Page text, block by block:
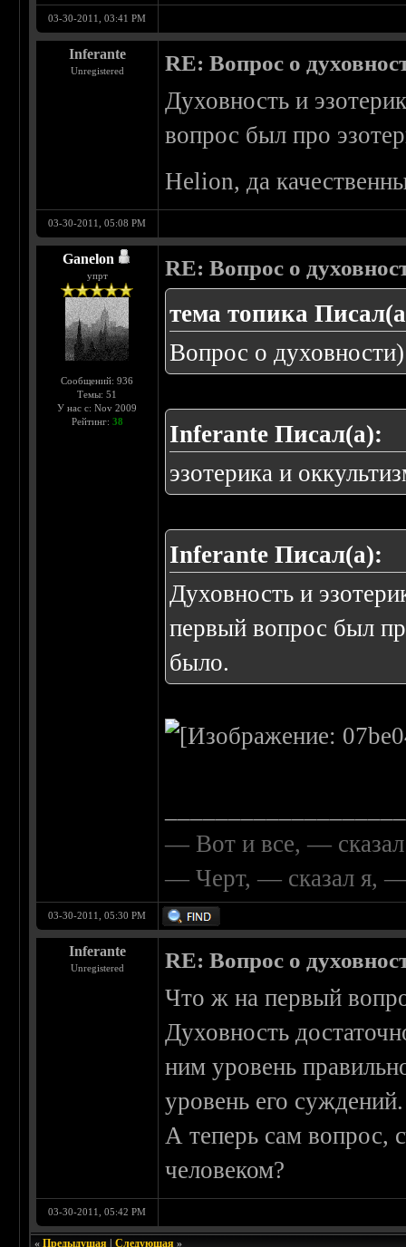
03-30-2011, 03:41 PM
Inferante
Unregistered RE: Вопрос о
Духовность и
вопрос был про
Helion, да
03-30-2011, 05:08 PM
Ganelon
упрт
Сообщений: 936
Темы: 51
У нас с: Nov 2009
Рейтинг: 38
RE: Вопрос о
тема топика
Вопрос о духовности)
Inferante Писал(а):
эзотерика и
Inferante Писал(а):
Духовность и
первый вопрос был
было.
— Вот и все, —
— Черт, — сказал я, —
03-30-2011, 05:30 PM
Inferante
Unregistered RE: Вопрос о
Что ж на первый
Духовность
ним уровень
уровень его суждений.
А теперь сам вопрос,
человеком?
03-30-2011, 05:42 PM
«Предыдущая |Следующая »